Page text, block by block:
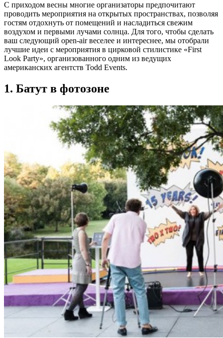
С приходом весны многие организаторы предпочитают
проводить мероприятия на открытых пространствах, позволяя
гостям отдохнуть от помещений и насладиться свежим
воздухом и первыми лучами солнца. Для того, чтобы сделать
ваш следующий open-air веселее и интереснее, мы отобрали
лучшие идеи с мероприятия в цирковой стилистике «First
Look Party», организованного одним из ведущих
американских агентств Todd Events.
1. Батут в фотозоне